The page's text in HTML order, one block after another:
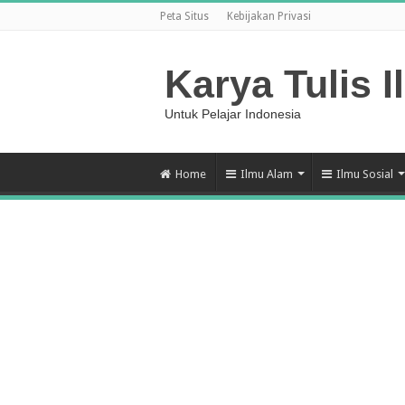
Peta Situs Kebijakan Privasi
Karya Tulis
Untuk Pelajar Indonesia
Home Ilmu Alam Ilmu Sosial